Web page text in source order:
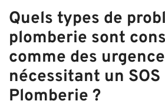
Quels types de
plomberie sont
comme des
nécessitant un
Plomberie ?